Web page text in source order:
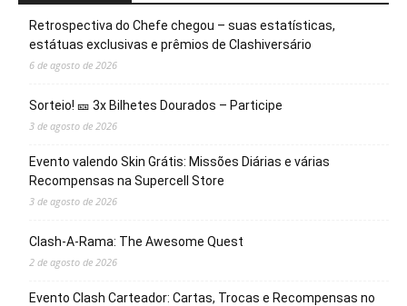
Retrospectiva do Chefe chegou – suas estatísticas,
estátuas exclusivas e prêmios de Clashiversário
6 de agosto de 2026
Sorteio! 🎫 3x Bilhetes Dourados – Participe
3 de agosto de 2026
Evento valendo Skin Grátis: Missões Diárias e várias
Recompensas na Supercell Store
3 de agosto de 2026
Clash-A-Rama: The Awesome Quest
2 de agosto de 2026
Evento Clash Carteador: Cartas, Trocas e Recompensas no